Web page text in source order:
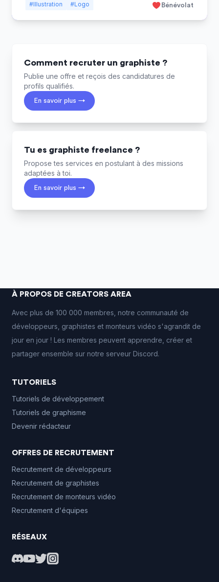
#Illustration #Logo Bénévolat
Comment recruter un graphiste ?
Publie une offre et reçois des candidatures de
profils qualifiés.
En savoir plus →
Tu es graphiste freelance ?
Propose tes services en postulant à des missions
adaptées à toi.
En savoir plus →
À PROPOS DE CREATORS AREA
Avec plus de 100 000 membres, notre communauté de
développeurs, graphistes et monteurs vidéo s'agrandit de
jour en jour ! Les membres peuvent apprendre, créer et
partager ensemble sur notre serveur Discord.
TUTORIELS
Tutoriels de développement
Tutoriels de graphisme
Devenir rédacteur
OFFRES DE RECRUTEMENT
Recrutement de développeurs
Recrutement de graphistes
Recrutement de monteurs vidéo
Recrutement d'équipes
RÉSEAUX